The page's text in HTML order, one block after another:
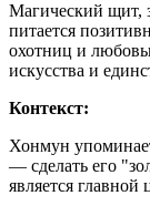
Магический
питается
охотниц и
искусства и
Контекст:
Хонмун
— сделать его
является